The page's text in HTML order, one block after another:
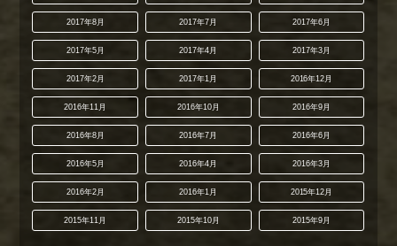
2017年8月 2017年7月 2017年6月
2017年5月 2017年4月 2017年3月
2017年2月 2017年1月 2016年12月
2016年11月 2016年10月 2016年9月
2016年8月 2016年7月 2016年6月
2016年5月 2016年4月 2016年3月
2016年2月 2016年1月 2015年12月
2015年11月 2015年10月 2015年9月